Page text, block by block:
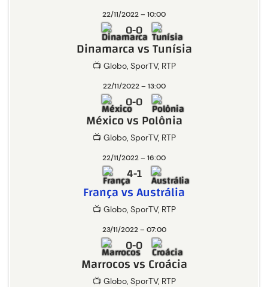
22/11/2022 – 10:00
📺 Globo, SporTV, RTP
0-0
Dinamarca vs Tunísia
22/11/2022 – 13:00
📺 Globo, SporTV, RTP
0-0
México vs Polônia
22/11/2022 – 16:00
📺 Globo, SporTV, RTP
4-1
França vs Austrália
23/11/2022 – 07:00
📺 Globo, SporTV, RTP
0-0
Marrocos vs Croácia